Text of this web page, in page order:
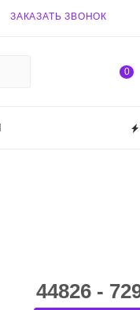
ЗАКАЗАТЬ ЗВОНОК
0
44826 -